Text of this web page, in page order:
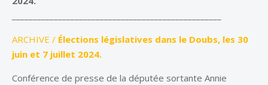
ARCHIVE / Élections législatives dans le Doubs, les 30
juin et 7 juillet 2024.
Conférence de presse de la députée sortante Annie